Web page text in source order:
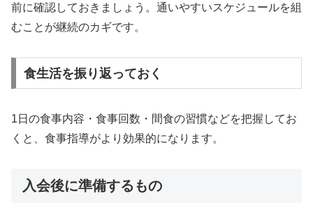
前に確認しておきましょう。通いやすいスケジュールを組
むことが継続のカギです。
食生活を振り返っておく
1日の食事内容・食事回数・間食の習慣などを把握してお
くと、食事指導がより効果的になります。
入会後に準備するもの